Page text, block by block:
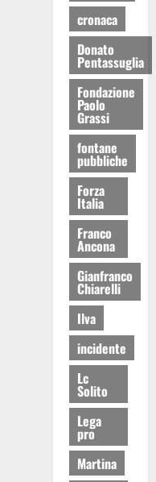
cronaca
Donato
Pentassuglia
Fondazione
Paolo
Grassi
fontane
pubbliche
Forza
Italia
Franco
Ancona
Gianfranco
Chiarelli
Ilva
incidente
Lc
Solito
Lega
pro
Martina